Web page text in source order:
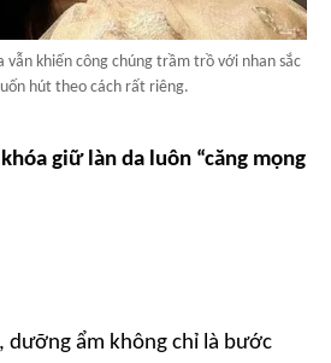
vẫn khiến công chúng trầm trồ với nhan sắc
hút theo cách rất riêng.
giữ làn da luôn “căng mọng
dưỡng ẩm không chỉ là bước